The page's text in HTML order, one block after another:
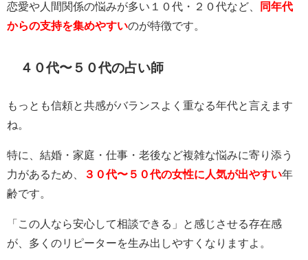
恋愛や人間関係の悩みが多い１０代・２０代など、
同年代
からの支持を集めやすいのが特徴です。
４０代〜５０代の占い師
もっとも信頼と共感がバランスよく重なる年代と言えます
ね。
特に、結婚・家庭・仕事・老後など複雑な悩みに寄り添う
力があるため、
３０代〜５０代の女性に人気が出やすい年
齢です。
「この人なら安心して相談できる」と感じさせる存在感
が、多くのリピーターを生み出しやすくなりますよ。